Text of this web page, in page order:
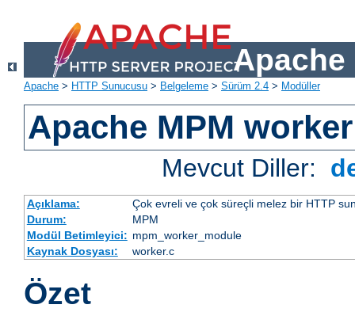
Apache
Apache > HTTP Sunucusu > Belgeleme > Sürüm 2.4 > Modüller
Apache MPM worker
Mevcut Diller:
Açıklama:
Çok evreli ve çok süreçli melez bir HTTP
Durum:
MPM
Modül Betimleyici: mpm_worker_module
Kaynak Dosyası:
worker.c
Özet